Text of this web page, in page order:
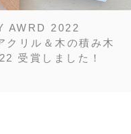
AWRD 2022
リル＆木の積み木
受賞しました！